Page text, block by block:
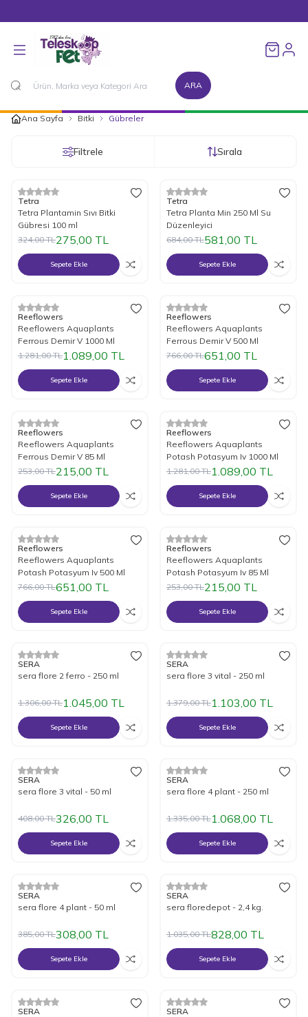
ARA
Ana Sayfa Bitki Gübreler
Filtrele Sırala
%15İndirim
Tetra
Tetra Plantamin Sıvı Bitki
Gübresi 100 ml
324,00TL275,00 TL
Sepete Ekle
%15İndirim
Tetra
Tetra Planta Min 250 Ml Su
Düzenleyici
684,00TL581,00 TL
Sepete Ekle
%15İndirim
Reeflowers
Reeflowers Aquaplants
Ferrous Demir V 1000 Ml
1.281,00TL1.089,00 TL
Sepete Ekle
%15İndirim
Reeflowers
Reeflowers Aquaplants
Ferrous Demir V 500 Ml
766,00TL651,00 TL
Sepete Ekle
%15İndirim
Reeflowers
Reeflowers Aquaplants
Ferrous Demir V 85 Ml
253,00TL215,00 TL
Sepete Ekle
%15İndirim
Reeflowers
Reeflowers Aquaplants
Potash Potasyum Iv 1000 Ml
1.281,00TL1.089,00 TL
Sepete Ekle
%15İndirim
Reeflowers
Reeflowers Aquaplants
Potash Potasyum Iv 500 Ml
766,00TL651,00 TL
Sepete Ekle
%15İndirim
Reeflowers
Reeflowers Aquaplants
Potash Potasyum Iv 85 Ml
253,00TL215,00 TL
Sepete Ekle
%20İndirim
SERA
sera flore 2 ferro - 250 ml
1.306,00TL1.045,00 TL
Sepete Ekle
%20İndirim
SERA
sera flore 3 vital - 250 ml
1.379,00TL1.103,00 TL
Sepete Ekle
%20İndirim
SERA
sera flore 3 vital - 50 ml
408,00TL326,00 TL
Sepete Ekle
%20İndirim
SERA
sera flore 4 plant - 250 ml
1.335,00TL1.068,00 TL
Sepete Ekle
%20İndirim
SERA
sera flore 4 plant - 50 ml
385,00TL308,00 TL
Sepete Ekle
%20İndirim
SERA
sera floredepot - 2,4 kg.
1.035,00TL828,00 TL
Sepete Ekle
%20İndirim
SERA
%20İndirim
SERA